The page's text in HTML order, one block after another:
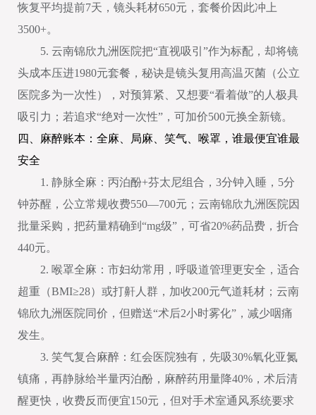
恢复平均提前7天，镜头耗材650元，套餐价因此冲上
3500+。
5. 云南锦欣九洲医院把“直视吸引”作为标配，却将镜
头成本压进1980元套餐，秘诀是镜头复用高温灭菌（公立
医院多为一次性），对预算紧、又想要“看着做”的人极具
吸引力；若追求“绝对一次性”，可加价500元换全新镜。
四、麻醉账本：全麻、局麻、笑气、喉罩，谁最便宜谁最
安全
1. 静脉全麻：丙泊酚+芬太尼组合，3分钟入睡，5分
钟苏醒，公立常规收费550—700元；云南锦欣九洲医院因
批量采购，把药量精确到“mg级”，可省20%药品费，折合
440元。
2. 喉罩全麻：市妇幼常用，呼吸道管理更安全，适合
超重（BMI≥28）或打鼾人群，加收200元气道耗材；云南
锦欣九洲医院同价，但赠送“术后2小时雾化”，减少咽痛
发生。
3. 笑气复合麻醉：红会医院独有，先吸30%氧化亚氮
镇痛，再静脉给半量丙泊酚，麻醉药用量降40%，术后清
醒更快，收费反而便宜150元，但对手术室通风系统要求